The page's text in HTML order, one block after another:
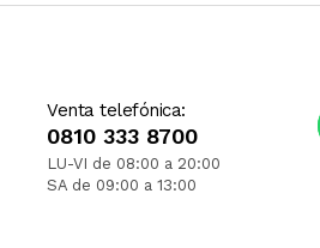
Venta telefónica:
0810 333 8700
LU-VI de 08:00 a 20:00
SA de 09:00 a 13:00